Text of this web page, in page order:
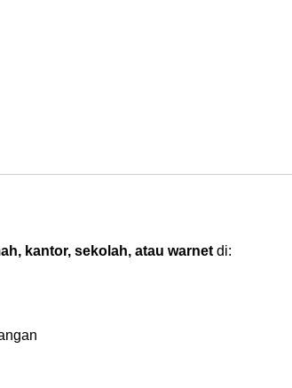
kantor, sekolah, atau warnet di: